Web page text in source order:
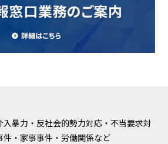
暴力・反社会的勢力対応・不当要求対
件・家事事件・労働関係など